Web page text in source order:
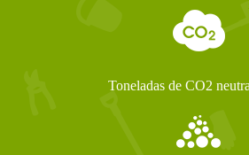
Toneladas de CO2